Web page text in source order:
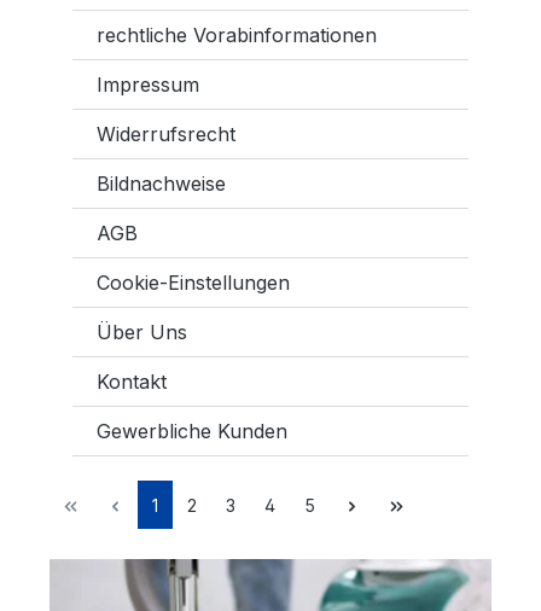
rechtliche Vorabinformationen
Impressum
Widerrufsrecht
Bildnachweise
AGB
Cookie-Einstellungen
Über Uns
Kontakt
Gewerbliche Kunden
1 2 3 4 5